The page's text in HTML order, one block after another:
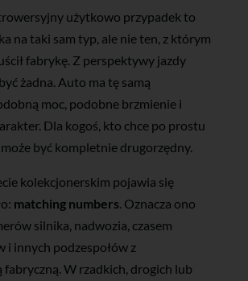
użytkowo przypadek to
na taki sam typ, ale nie ten, z którym
fabrykę. Z perspektywy jazdy
żadna. Auto ma tę samą
moc, podobne brzmienie i
Dla kogoś, kto chce po prostu
być kompletnie drugorzędny.
kolekcjonerskim pojawia się
matching numbers. Oznacza ono
silnika, nadwozia, czasem
i innych podzespołów z
W rzadkich, drogich lub